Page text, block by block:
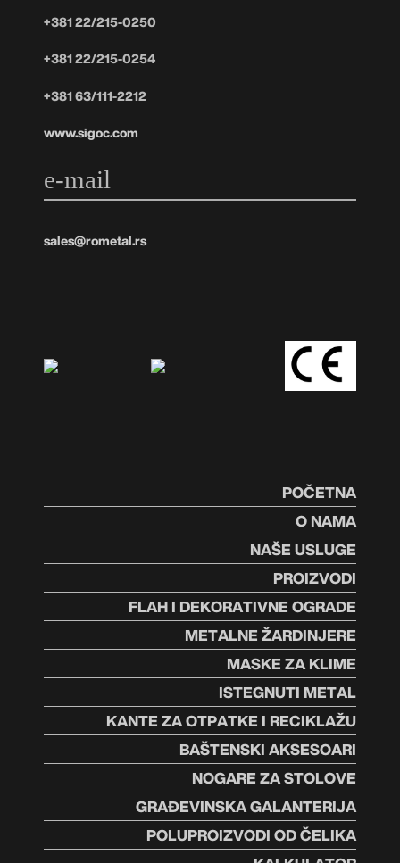
+381 22/215-0250
+381 22/215-0254
+381 63/111-2212
www.sigoc.com
e-mail
sales@rometal.rs
POČETNA
O NAMA
NAŠE USLUGE
PROIZVODI
FLAH I DEKORATIVNE OGRADE
METALNE ŽARDINJERE
MASKE ZA KLIME
ISTEGNUTI METAL
KANTE ZA OTPATKE I RECIKLAŽU
BAŠTENSKI AKSESOARI
NOGARE ZA STOLOVE
GRAĐEVINSKA GALANTERIJA
POLUPROIZVODI OD ČELIKA